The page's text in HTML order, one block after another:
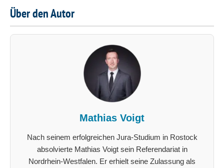
Über den Autor
Mathias Voigt
Nach seinem erfolgreichen Jura-Studium in Rostock
absolvierte Mathias Voigt sein Referendariat in
Nordrhein-Westfalen. Er erhielt seine Zulassung als